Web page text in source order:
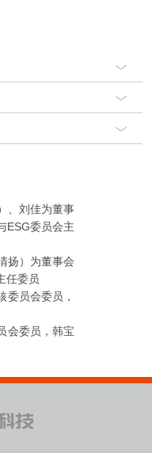
、刘佳为董事
ESG委员会主
扬）为董事会
任委员
委员会委员，
会委员，韩宝